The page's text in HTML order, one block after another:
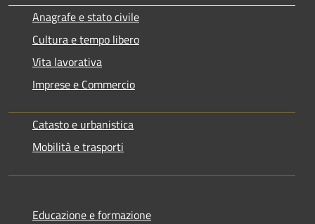
Anagrafe e stato civile
Cultura e tempo libero
Vita lavorativa
Imprese e Commercio
Catasto e urbanistica
Mobilità e trasporti
Educazione e formazione